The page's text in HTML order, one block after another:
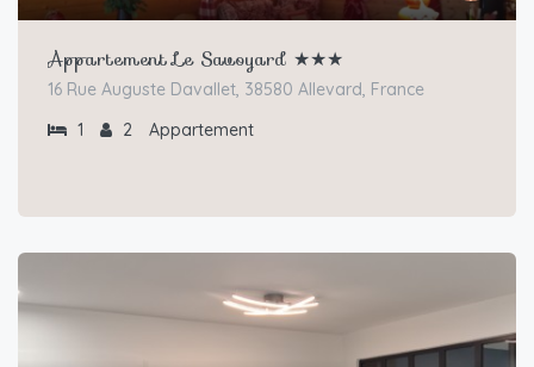
Appartement Le Savoyard ★★★
16 Rue Auguste Davallet, 38580 Allevard, France
1
2 Appartement